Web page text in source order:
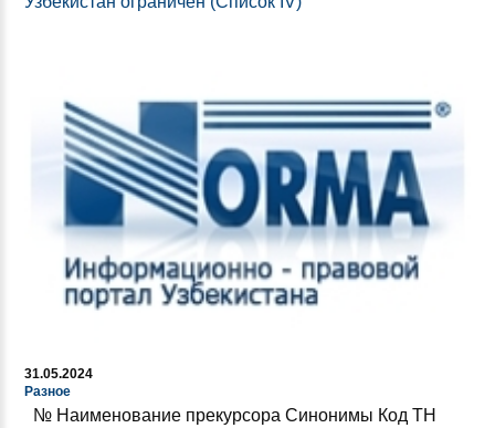
31.05.2024
Разное
№ Наименование прекурсора Синонимы Код ТН